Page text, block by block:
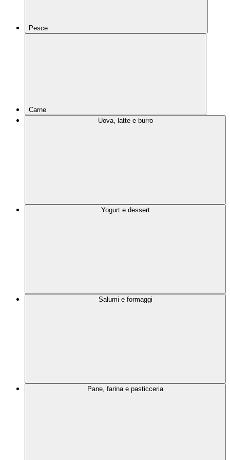
Pesce
Carne
Uova, latte e burro
Yogurt e dessert
Salumi e formaggi
Pane, farina e pasticceria